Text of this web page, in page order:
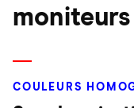
moniteurs
COULEURS